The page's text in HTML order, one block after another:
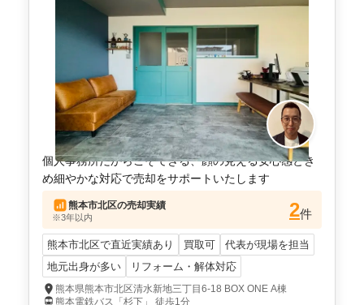
個人事務所だからこそできる、顔の見える安心感とき
め細やかな対応で売却をサポートいたします
熊本市北区の売却実績
※3年以内 2件
熊本市北区で直近実績あり 買取可
代表が現場を担当
地元出身が多い
リフォーム・解体対応
熊本県熊本市北区清水新地三丁目6-18 BOX ONE A棟
熊本電鉄バス「杉下」 徒歩1分